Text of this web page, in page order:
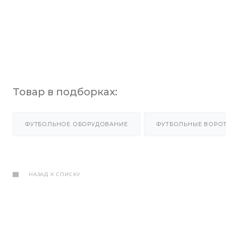
Товар в подборках:
ФУТБОЛЬНОЕ ОБОРУДОВАНИЕ ФУТБОЛЬНЫЕ
НАЗАД К СПИСКУ